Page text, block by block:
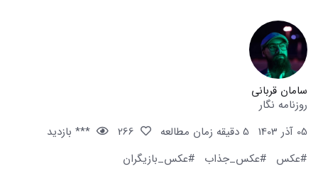
سامان قربانی
روزنامه نگار
05 آذر 1403
5 دقیقه زمان مطالعه
*** بازدید
#عکس
#عکس_جذاب #عکس_بازیگران